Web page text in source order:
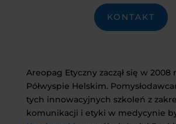
KONTAKT
Areopag Etyczny zaczął się w 2008
Półwyspie Helskim.
tych innowacyjnych szkoleń z
komunikacji i etyki w medycynie